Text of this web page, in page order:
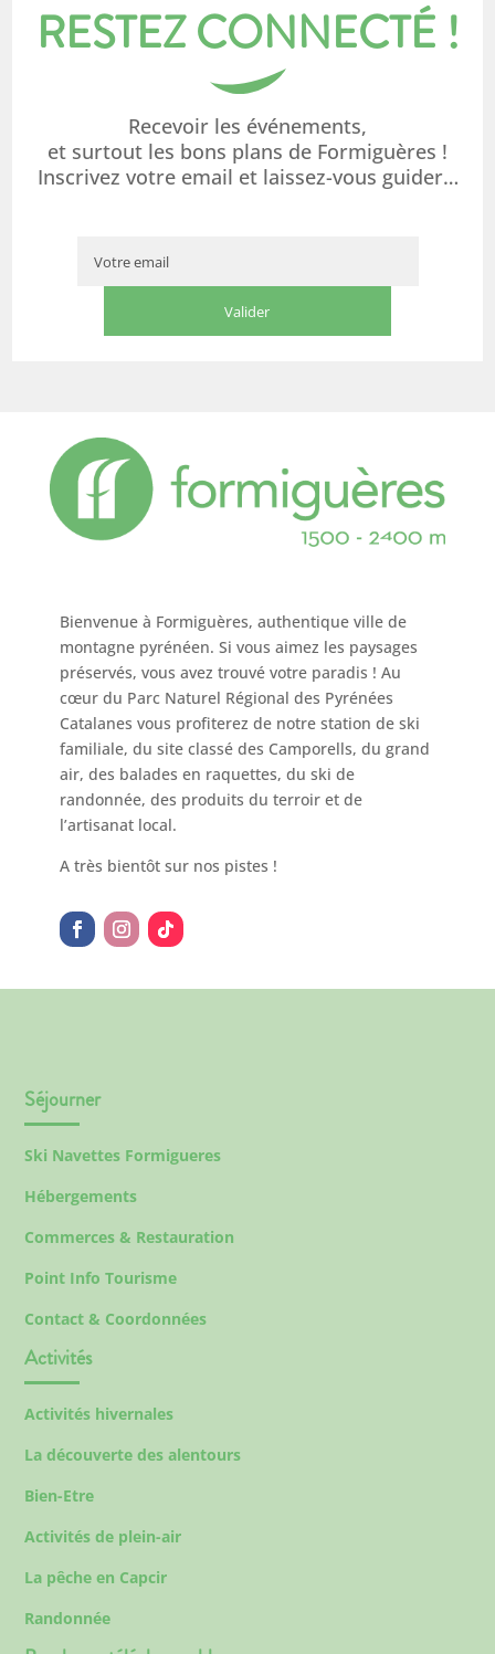
RESTEZ CONNECTÉ !
Recevoir les événements,
et surtout les bons plans de Formiguères !
Inscrivez votre email et laissez-vous guider…
Bienvenue à Formiguères, authentique ville de
montagne pyrénéen. Si vous aimez les paysages
préservés, vous avez trouvé votre paradis ! Au
cœur du Parc Naturel Régional des Pyrénées
Catalanes vous profiterez de notre station de ski
familiale, du site classé des Camporells, du grand
air, des balades en raquettes, du ski de
randonnée, des produits du terroir et de
l’artisanat local.
A très bientôt sur nos pistes !
Séjourner
Ski Navettes Formigueres
Hébergements
Commerces & Restauration
Point Info Tourisme
Contact & Coordonnées
Activités
Activités hivernales
La découverte des alentours
Bien-Etre
Activités de plein-air
La pêche en Capcir
Randonnée